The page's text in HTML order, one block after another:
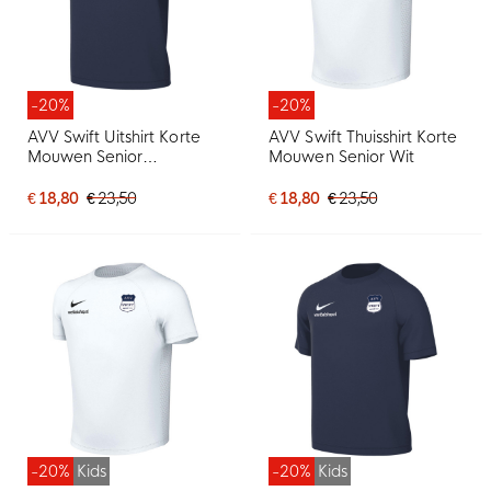
-20%
AVV Swift Uitshirt Korte
Mouwen Senior
€ 18,80 € 23,50
-20%
AVV Swift Thuisshirt Korte
Mouwen Senior Wit
€ 18,80 € 23,50
-20% Kids
-20% Kids